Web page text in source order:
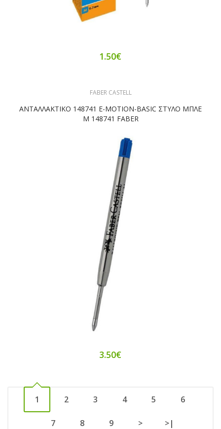
1.50€
FABER CASTELL
ΑΝΤΑΛΛΑΚΤΙΚΟ 148741 E-MOTION-BASIC ΣΤΥΛΟ ΜΠΛΕ
M 148741 FABER
3.50€
1 2 3 4 5 6
7 8 9 > >|